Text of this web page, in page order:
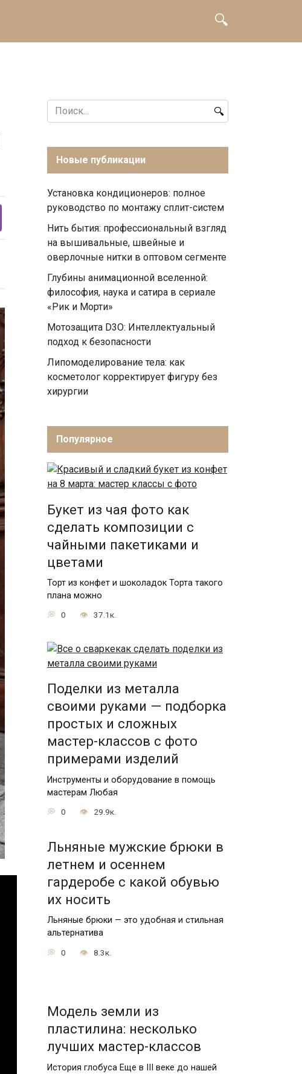
Search
for:
Новые публикации
Установка кондиционеров: полное
руководство по монтажу сплит-систем
Нить бытия: профессиональный взгляд
на вышивальные, швейные и
оверлочные нитки в оптовом сегменте
Глубины анимационной вселенной:
философия, наука и сатира в сериале
«Рик и Морти»
Мотозащита D3O: Интеллектуальный
подход к безопасности
Липомоделирование тела: как
косметолог корректирует фигуру без
хирургии
Популярное
Букет из чая фото как
сделать композиции с
чайными пакетиками и
цветами
Торт из конфет и шоколадок Торта такого
плана можно
0 37.1к.
Поделки из металла
своими руками — подборка
простых и сложных
мастер-классов с фото
примерами изделий
Инструменты и оборудование в помощь
мастерам Любая
0 29.9к.
Льняные мужские брюки в
летнем и осеннем
гардеробе с какой обувью
их носить
Льняные брюки — это удобная и стильная
альтернатива
0 8.3к.
Модель земли из
пластилина: несколько
лучших мастер-классов
История глобуса Еще в III веке до нашей